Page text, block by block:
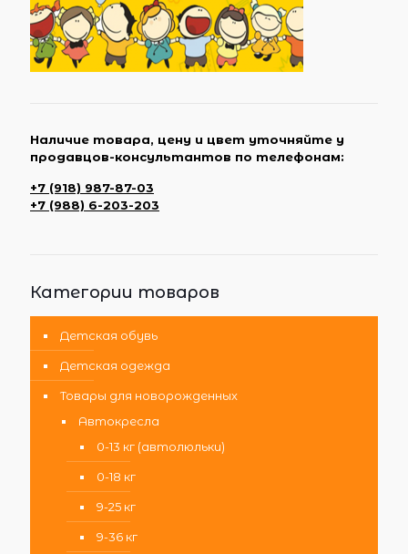
Наличие товара, цену и цвет уточняйте у
продавцов-консультантов по телефонам:
+7 (918) 987-87-03
+7 (988) 6-203-203
Категории товаров
Детская обувь
Детская одежда
Товары для новорожденных
Автокресла
0-13 кг (автолюльки)
0-18 кг
9-25 кг
9-36 кг